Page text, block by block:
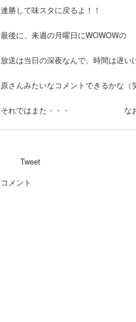
連勝して味スタに戻るよ！！
最後に、来週の月曜日にWOWOW
放送は当日の深夜なんで、時間は遅
原さんみたいなコメントできるかな
それではまた・・・ なお
Tweet
コメント